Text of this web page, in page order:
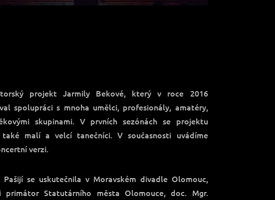
projekt Jarmily Bekové, který v roce 2016
spolupráci s mnoha umělci, profesionály, amatéry,
skupinami. V prvních sezónách se projektu
také malí a velcí tanečníci. V současnosti uvádíme
verzi.
Pašijí se uskutečnila v Moravském divadle Olomouc,
Statutárního města Olomouce, doc. Mgr.